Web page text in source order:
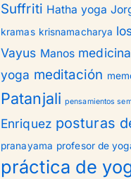
Suffriti Hatha yoga
kramas krisnamacharya
Vayus Manos medicina
yoga meditación
Patanjali pensamientos
Enriquez posturas
pranayama profesor de
práctica de